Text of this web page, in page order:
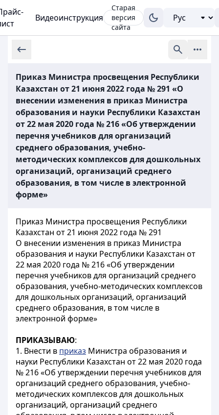
Видеоинструкция
Старая
версия
сайта
Приказ Министра просвещения Республики
Казахстан от 21 июня 2022 года № 291 «О
внесении изменения в приказ Министра
образования и науки Республики Казахстан
от 22 мая 2020 года № 216 «Об утверждении
перечня учебников для организаций
среднего образования, учебно-
методических комплексов для дошкольных
организаций, организаций среднего
образования, в том числе в электронной
форме»
Приказ Министра просвещения Республики
Казахстан от 21 июня 2022 года № 291
О внесении изменения в приказ Министра
образования и науки Республики Казахстан от
22 мая 2020 года № 216 «Об утверждении
перечня учебников для организаций среднего
образования, учебно-методических комплексов
для дошкольных организаций, организаций
среднего образования, в том числе в
электронной форме»
ПРИКАЗЫВАЮ:
1. Внести в приказ Министра образования и
науки Республики Казахстан от 22 мая 2020 года
№ 216 «Об утверждении перечня учебников для
организаций среднего образования, учебно-
методических комплексов для дошкольных
организаций, организаций среднего